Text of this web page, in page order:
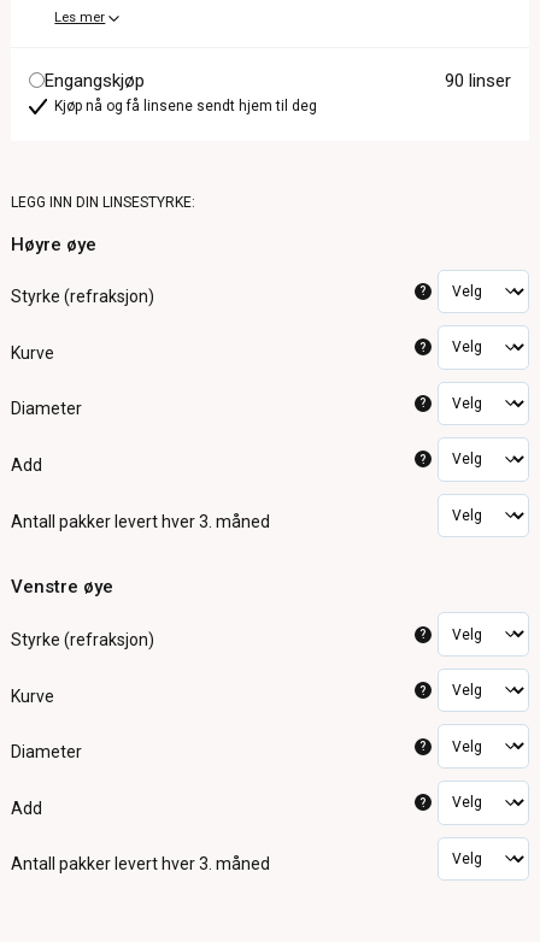
Les mer
Engangskjøp 90 linser
Kjøp nå og få linsene sendt hjem til deg
LEGG INN DIN LINSESTYRKE:
Høyre øye
Styrke (refraksjon) ?
Kurve ?
Diameter ?
Add ?
Antall pakker levert hver 3. måned
Venstre øye
Styrke (refraksjon) ?
Kurve ?
Diameter ?
Add ?
Antall pakker levert hver 3. måned